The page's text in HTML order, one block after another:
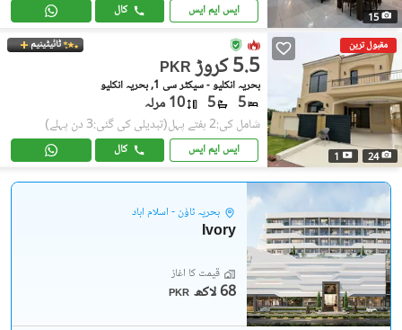
15 ایس ایم ایس کال
مقبول ترین
24
1
ٹائیٹینیم
PKR 5.5 کروڑ
بحریہ انکلیو - سیکٹر سی 1, بحریہ انکلیو
5
5 10 مرلہ
شامل کی:2 ہفتے پہل (تبدیلی کی گئی:3 دن پہلے)
ایس ایم ایس کال
بحریہ ٹاؤن - اسلام آباد
Ivory
قیمت کا آغاز
PKR 68 لاکھ